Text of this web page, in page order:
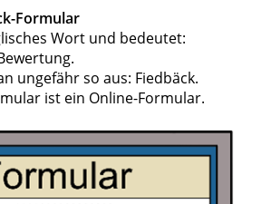
Formular
Wort und bedeutet:
ungefähr so aus: Fiedbäck.
ist ein Online-Formular.